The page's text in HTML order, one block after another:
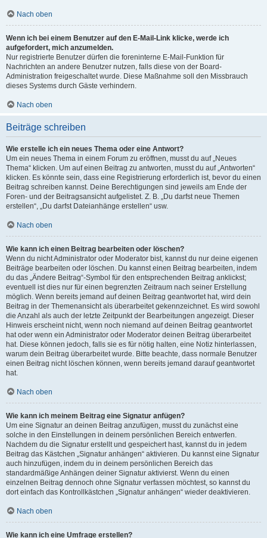
Nach oben
Wenn ich bei einem Benutzer auf den E-Mail-Link klicke, werde ich
aufgefordert, mich anzumelden.
Nur registrierte Benutzer dürfen die foreninterne E-Mail-Funktion für
Nachrichten an andere Benutzer nutzen, falls diese von der Board-
Administration freigeschaltet wurde. Diese Maßnahme soll den Missbrauch
dieses Systems durch Gäste verhindern.
Nach oben
Beiträge schreiben
Wie erstelle ich ein neues Thema oder eine Antwort?
Um ein neues Thema in einem Forum zu eröffnen, musst du auf „Neues
Thema“ klicken. Um auf einen Beitrag zu antworten, musst du auf „Antworten“
klicken. Es könnte sein, dass eine Registrierung erforderlich ist, bevor du einen
Beitrag schreiben kannst. Deine Berechtigungen sind jeweils am Ende der
Foren- und der Beitragsansicht aufgelistet. Z. B. „Du darfst neue Themen
erstellen“, „Du darfst Dateianhänge erstellen“ usw.
Nach oben
Wie kann ich einen Beitrag bearbeiten oder löschen?
Wenn du nicht Administrator oder Moderator bist, kannst du nur deine eigenen
Beiträge bearbeiten oder löschen. Du kannst einen Beitrag bearbeiten, indem
du das „Ändere Beitrag“-Symbol für den entsprechenden Beitrag anklickst;
eventuell ist dies nur für einen begrenzten Zeitraum nach seiner Erstellung
möglich. Wenn bereits jemand auf deinen Beitrag geantwortet hat, wird dein
Beitrag in der Themenansicht als überarbeitet gekennzeichnet. Es wird sowohl
die Anzahl als auch der letzte Zeitpunkt der Bearbeitungen angezeigt. Dieser
Hinweis erscheint nicht, wenn noch niemand auf deinen Beitrag geantwortet
hat oder wenn ein Administrator oder Moderator deinen Beitrag überarbeitet
hat. Diese können jedoch, falls sie es für nötig halten, eine Notiz hinterlassen,
warum dein Beitrag überarbeitet wurde. Bitte beachte, dass normale Benutzer
einen Beitrag nicht löschen können, wenn bereits jemand darauf geantwortet
hat.
Nach oben
Wie kann ich meinem Beitrag eine Signatur anfügen?
Um eine Signatur an deinen Beitrag anzufügen, musst du zunächst eine
solche in den Einstellungen in deinem persönlichen Bereich entwerfen.
Nachdem du die Signatur erstellt und gespeichert hast, kannst du in jedem
Beitrag das Kästchen „Signatur anhängen“ aktivieren. Du kannst eine Signatur
auch hinzufügen, indem du in deinem persönlichen Bereich das
standardmäßige Anhängen deiner Signatur aktivierst. Wenn du einen
einzelnen Beitrag dennoch ohne Signatur verfassen möchtest, so kannst du
dort einfach das Kontrollkästchen „Signatur anhängen“ wieder deaktivieren.
Nach oben
Wie kann ich eine Umfrage erstellen?